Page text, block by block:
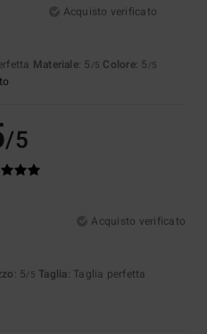
Acquisto verificato
Materiale: 5 /5 Colore: 5 /5
/5
Acquisto verificato
: 5/5 Taglia: Taglia perfetta